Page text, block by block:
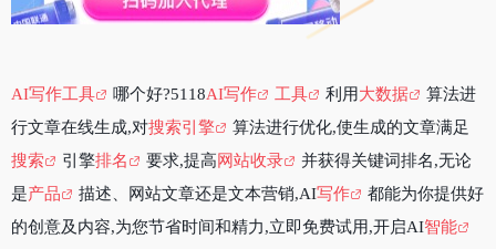
AI写作工具 哪个好?5118AI写作 工具 利用大数据
算法进
行文章在线生成,对搜索引擎
算法进行优化,使生成的文章满足
搜索
引擎排名 要求,提高网站收录
并获得关键词排名,无论
是产品 描述、网站文章还是文本营销,AI写作
都能为你提供好
的创意及内容,为您节省时间和精力,立即免费试用,开启AI智能